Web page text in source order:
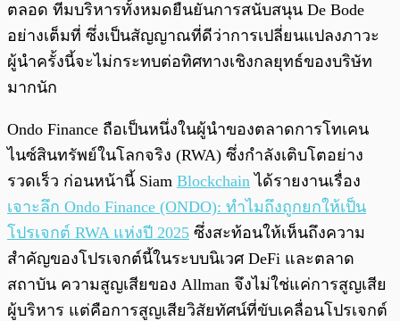
ตลอด ทีมบริหารทั้งหมดยืนยันการสนับสนุน De Bode
อย่างเต็มที่ ซึ่งเป็นสัญญาณที่ดีว่าการเปลี่ยนแปลงภาวะ
ผู้นำครั้งนี้จะไม่กระทบต่อทิศทางเชิงกลยุทธ์ของบริษัท
มากนัก
Ondo Finance ถือเป็นหนึ่งในผู้นำของตลาดการโทเคน
ไนซ์สินทรัพย์ในโลกจริง (RWA) ซึ่งกำลังเติบโตอย่าง
รวดเร็ว ก่อนหน้านี้ Siam Blockchain ได้รายงานเรื่อง
เจาะลึก Ondo Finance (ONDO): ทำไมถึงถูกยกให้เป็น
โปรเจกต์ RWA แห่งปี 2025 ซึ่งสะท้อนให้เห็นถึงความ
สำคัญของโปรเจกต์นี้ในระบบนิเวศ DeFi และตลาด
สถาบัน ความสูญเสียของ Allman จึงไม่ใช่แค่การสูญเสีย
ผู้บริหาร แต่คือการสูญเสียวิสัยทัศน์ที่ขับเคลื่อนโปรเจกต์